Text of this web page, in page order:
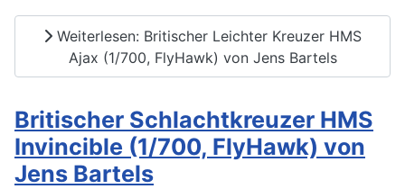
Weiterlesen: Britischer Leichter Kreuzer HMS
Ajax (1/700, FlyHawk) von Jens Bartels
Britischer Schlachtkreuzer HMS
Invincible (1/700, FlyHawk) von
Jens Bartels